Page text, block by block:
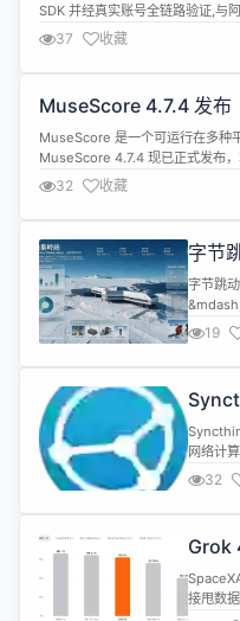
SDK 并经真实账号全链路验证,与
享 / 传输逻辑&mdash;&mdash;
桌面端的应用菜单、关于弹窗、
headline of ...
37 收藏
MuseScore 4.7.4 发布
MuseScore 是一个可运行在多种
MuseScore 4.7.4 现已正式发布
话框中添加了以下乐器：
Hichiriki（筚篥）、Sho&zwnj;
32 收藏
字节
字节跳
绍，
结构合
提升，
直接用
19
件同
网络计
接从一
安全且
新内容
制台
32
Grok
强模
接甩数